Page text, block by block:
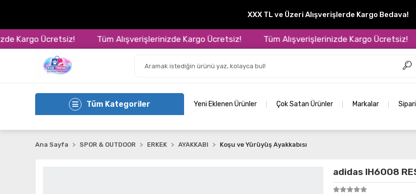
XXX TL ve Üzeri Alışverişlerde Kargo Bedava!
Ücretsiz! Tüm Alışverişlerinizde Kargo Ücretsiz! Tüm Alışverişlerinizde Kargo Ücretsiz!
Tüm Kategoriler Yeni Eklenen Ürünler Çok Satan Ürünler Markalar
Ana Sayfa SPOR & OUTDOOR ERKEK AYAKKABI Koşu ve Yürüyüş Ayakkabısı
adidas IH6008